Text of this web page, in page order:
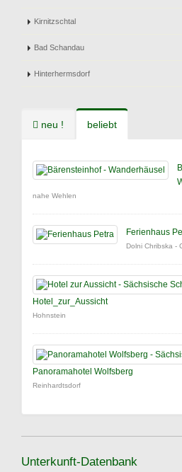
Kirnitzschtal
Bad Schandau
Hinterhermsdorf
neu ! beliebt
nahe Wehlen
Ferienhaus
Dolni Chribska -
Hotel_zur_Aussicht
Hohnstein
Panoramahotel Wolfsberg
Reinhardtsdorf
Unterkunft-Datenbank